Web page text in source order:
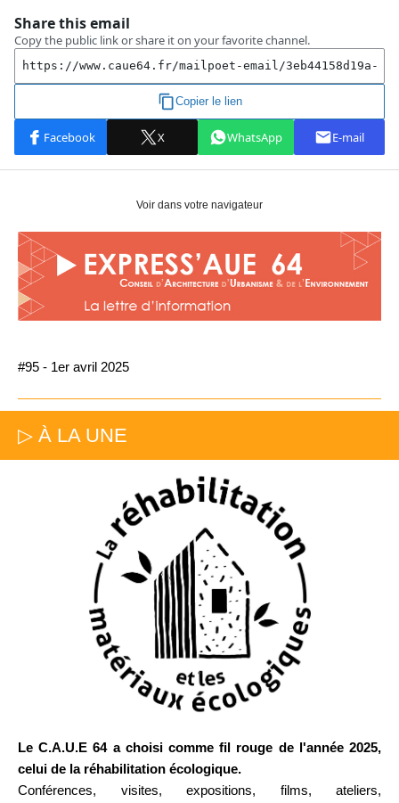
Voir dans votre navigateur
#95 - 1er avril 2025
▷ À LA UNE
Le C.A.U.E 64 a choisi comme fil rouge de l'année 2025,
celui de la réhabilitation écologique.
Conférences, visites, expositions, films, ateliers,